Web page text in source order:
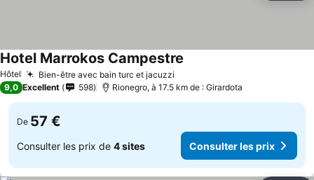
Hôtel Bien-être avec bain turc et jacuzzi
Hotel Marrokos Campestre
9,0 Excellent 598 Rionegro, à 17.5 km de : Girardota
De 57 €
Consulter les prix de 4 sites Consulter les prix